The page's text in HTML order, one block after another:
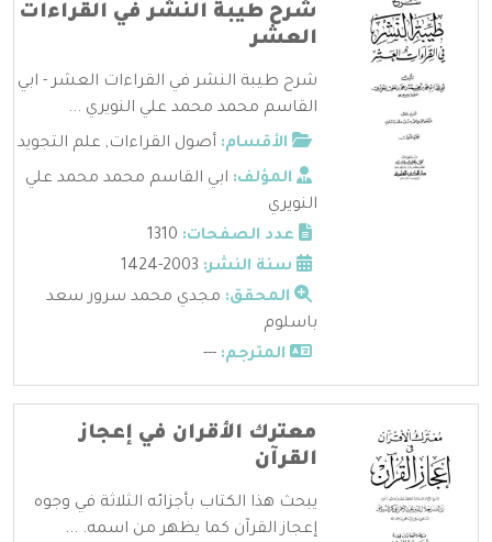
شرح طيبة النشر في القراءات
العشر
شرح طيبة النشر في القراءات العشر - ابي
القاسم محمد محمد علي النويري ...
الأقسام: أصول القراءات, علم التجويد
المؤلف: ابي القاسم محمد محمد علي
النويري
عدد الصفحات:
سنة النشر:
المحقق: مجدي محمد سرور سعد
باسلوم
المترجم: ---
معترك الأقران في إعجاز
القرآن
يبحث هذا الكتاب بأجزائه الثلاثة في وجوه
إعجاز القرآن كما يظهر من اسمه. ...